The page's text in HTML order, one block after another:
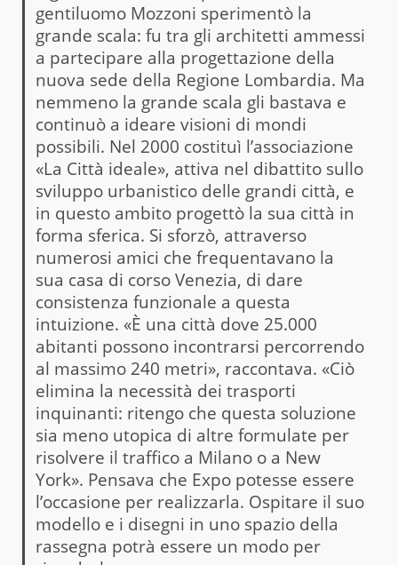
gentiluomo Mozzoni sperimentò la
grande scala: fu tra gli architetti ammessi
a partecipare alla progettazione della
nuova sede della Regione Lombardia. Ma
nemmeno la grande scala gli bastava e
continuò a ideare visioni di mondi
possibili. Nel 2000 costituì l’associazione
«La Città ideale», attiva nel dibattito sullo
sviluppo urbanistico delle grandi città, e
in questo ambito progettò la sua città in
forma sferica. Si sforzò, attraverso
numerosi amici che frequentavano la
sua casa di corso Venezia, di dare
consistenza funzionale a questa
intuizione. «È una città dove 25.000
abitanti possono incontrarsi percorrendo
al massimo 240 metri», raccontava. «Ciò
elimina la necessità dei trasporti
inquinanti: ritengo che questa soluzione
sia meno utopica di altre formulate per
risolvere il traffico a Milano o a New
York». Pensava che Expo potesse essere
l’occasione per realizzarla. Ospitare il suo
modello e i disegni in uno spazio della
rassegna potrà essere un modo per